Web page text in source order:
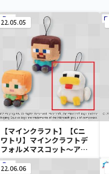
22.05.05
【マインクラフト】【Cニ
ワトリ】マインクラフトデ
フォルメマスコット～アレ
ックス・スティーブ・ニワ
トリ～
22.06.06